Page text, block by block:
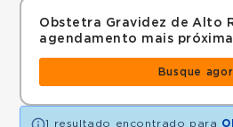
Obstetra Gravidez de Alto
agendamento mais próxima
Busque
1 resultado encontrado para